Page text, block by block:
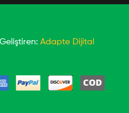
Adapte Dijital